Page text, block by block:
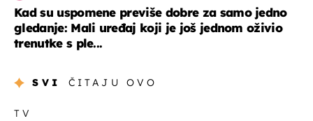
Kad su uspomene previše dobre za samo jedno
gledanje: Mali uređaj koji je još jednom oživio
trenutke s ple...
SVI ČITAJU OVO
TV